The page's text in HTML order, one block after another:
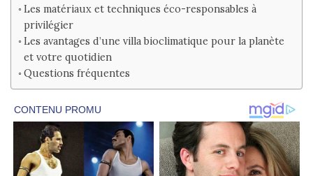
Les matériaux et techniques éco-responsables à
privilégier
Les avantages d’une villa bioclimatique pour la planète
et votre quotidien
Questions fréquentes